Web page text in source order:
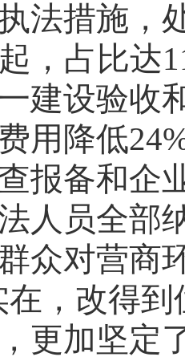
法措施，
，占比达
建设验收
用降低
报备和企
人员全
众对营商
在，改得
更加坚定